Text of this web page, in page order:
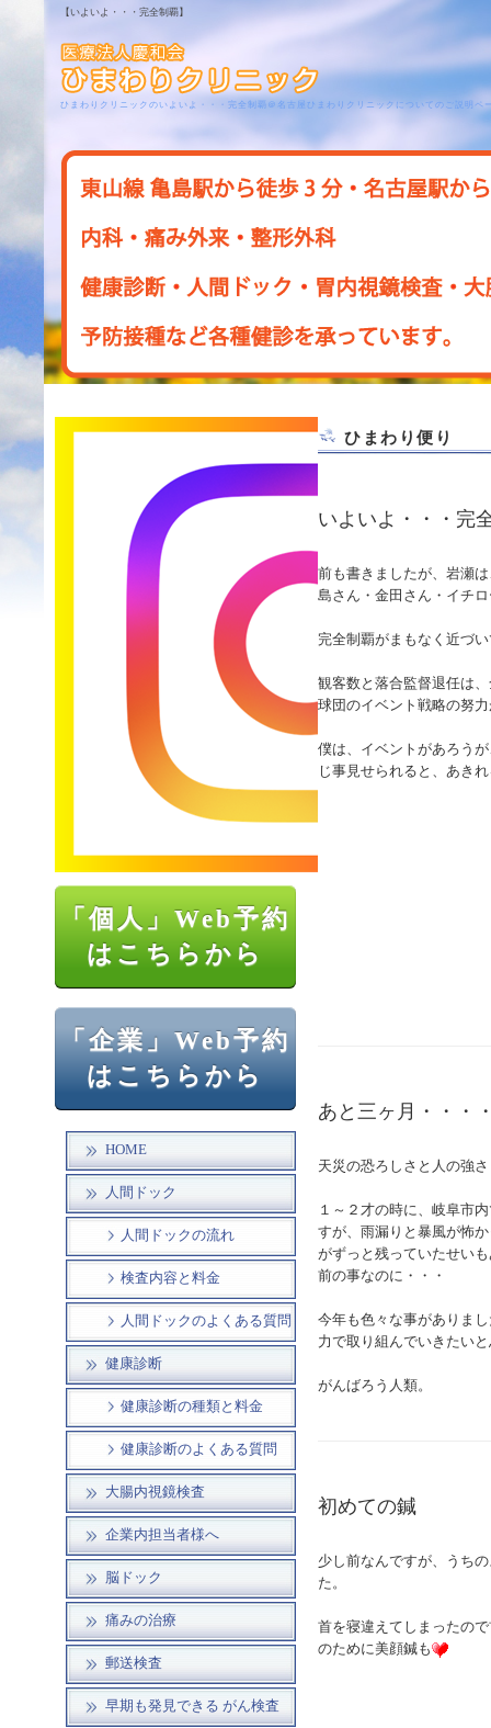
【いよいよ・・・完全制覇】
ひまわりクリニックのいよいよ・・・完全制覇＠名古屋ひまわりクリニックについてのご説明ペ
「個人」Web予約
はこちらから
「企業」Web予約
はこちらから
HOME
人間ドック
人間ドックの流れ
検査内容と料金
人間ドックのよくある質問
健康診断
健康診断の種類と料金
健康診断のよくある質問
大腸内視鏡検査
企業内担当者様へ
脳ドック
痛みの治療
郵送検査
早期も発見できる がん検査
ひまわり便り
いよいよ・・・完
前も書きましたが、岩瀬
島さん・金田さん・イチ
完全制覇がまもなく近づ
観客数と落合監督退任は
球団のイベント戦略の努
僕は、イベントがあろう
じ事見せられると、あき
あと三ヶ月・・・
天災の恐ろしさと人の強
１～２才の時に、岐阜市
すが、雨漏りと暴風が怖
がずっと残っていたせい
前の事なのに・・・
今年も色々な事がありま
力で取り組んでいきたい
がんばろう人類。
初めての鍼
少し前なんですが、うち
た。
首を寝違えてしまったの
のために美顔鍼も